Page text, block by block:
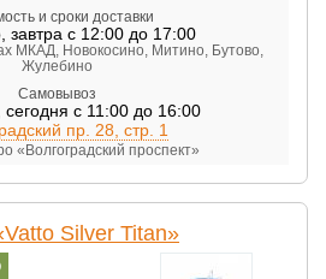
и сроки доставки
, завтра с 12:00 до 17:00
МКАД, Новокосино, Митино, Бутово,
Жулебино
Самовывоз
сегодня с 11:00 до 16:00
пр. 28, стр. 1
«Волгоградский проспект»
Silver Titan»